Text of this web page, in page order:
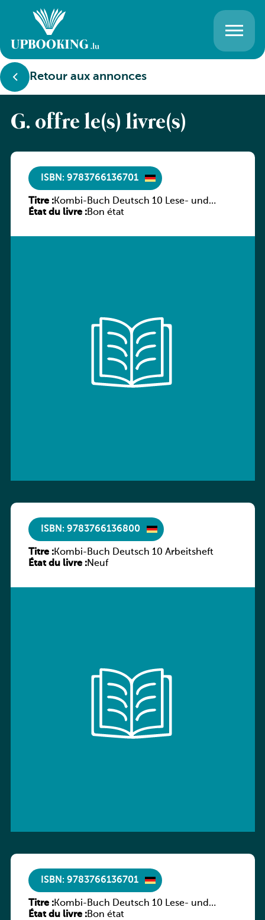
Retour aux annonces
G. offre le(s) livre(s)
ISBN: 9783766136701
Titre :Kombi-Buch Deutsch 10 Lese- und
Sprachbuch
État du livre :Bon état
ISBN: 9783766136800
Titre :Kombi-Buch Deutsch 10 Arbeitsheft
État du livre :Neuf
ISBN: 9783766136701
Titre :Kombi-Buch Deutsch 10 Lese- und
Sprachbuch
État du livre :Bon état